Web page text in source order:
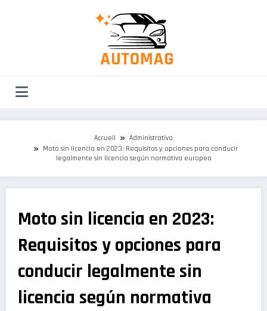
Accueil
Administrativo
Moto sin licencia en 2023: Requisitos y opciones para conducir
legalmente sin licencia según normativa europea
Moto sin licencia en 2023:
Requisitos y opciones para
conducir legalmente sin
licencia según normativa